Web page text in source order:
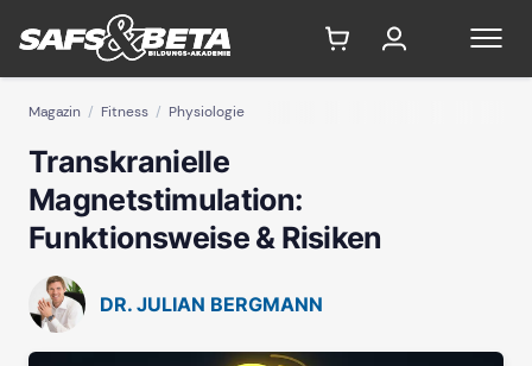
Magazin Fitness Physiologie
Transkranielle
Magnetstimulation:
Funktionsweise & Risiken
DR. JULIAN BERGMANN